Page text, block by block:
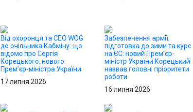
Від охоронця та CEO WOG
до очільника Кабміну: що
відомо про Сергія
Корецького, нового
Прем’єр-міністра України
17 липня 2026
Забезпечення армії,
підготовка до зими та курс
на ЄС: новий Прем’єр-
міністр України Корецький
назвав головні пріоритети
роботи
16 липня 2026